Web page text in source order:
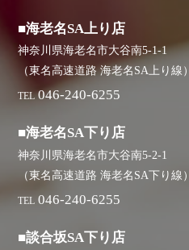
■海老名SA上り店
神奈川県海老名市大谷南5-1-1
（東名高速道路 海老名SA上り線）
TEL 046-240-6255
■海老名SA下り店
神奈川県海老名市大谷南5-2-1
（東名高速道路 海老名SA下り線）
TEL 046-240-6255
■談合坂SA下り店